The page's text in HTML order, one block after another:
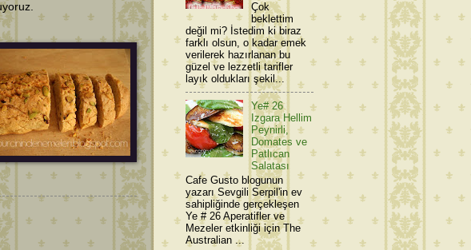
Çok
beklettim
değil mi? İstedim ki biraz
farklı olsun, o kadar emek
verilerek hazırlanan bu
güzel ve lezzetli tarifler
layık oldukları şekil...
Ye# 26
Izgara Hellim
Peynirli,
Domates ve
Patlıcan
Salatası
Cafe Gusto blogunun
yazarı Sevgili Serpil'in ev
sahipliğinde gerçekleşen
Ye # 26 Aperatifler ve
Mezeler etkinliği için The
Australian ...